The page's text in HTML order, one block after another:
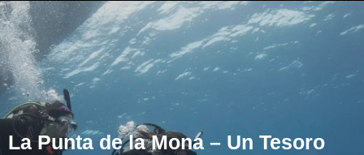
La Punta de la Mona – Un Tesoro